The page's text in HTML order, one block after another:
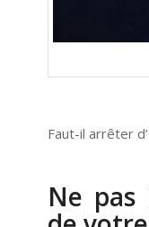
Faut-il arrêter
Ne